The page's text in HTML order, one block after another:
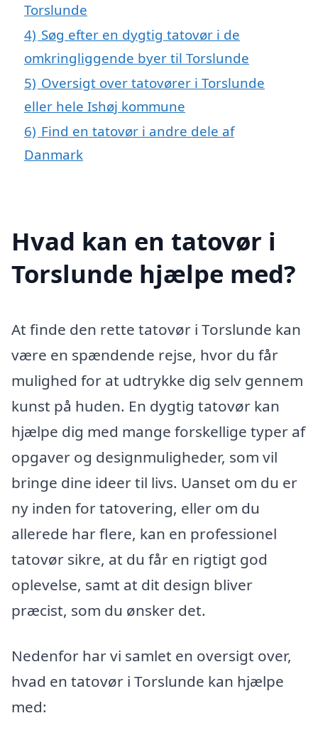
Torslunde
4) Søg efter en dygtig tatovør i de
omkringliggende byer til Torslunde
5) Oversigt over tatovører i Torslunde
eller hele Ishøj kommune
6) Find en tatovør i andre dele af
Danmark
Hvad kan en tatovør i
Torslunde hjælpe med?
At finde den rette tatovør i Torslunde kan
være en spændende rejse, hvor du får
mulighed for at udtrykke dig selv gennem
kunst på huden. En dygtig tatovør kan
hjælpe dig med mange forskellige typer af
opgaver og designmuligheder, som vil
bringe dine ideer til livs. Uanset om du er
ny inden for tatovering, eller om du
allerede har flere, kan en professionel
tatovør sikre, at du får en rigtigt god
oplevelse, samt at dit design bliver
præcist, som du ønsker det.
Nedenfor har vi samlet en oversigt over,
hvad en tatovør i Torslunde kan hjælpe
med: